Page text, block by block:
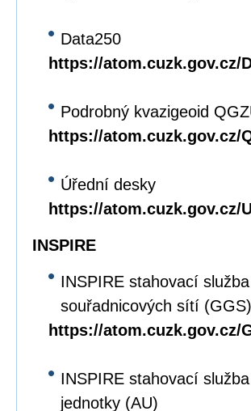
Data250
https://atom.cuzk.gov.cz/
Podrobný kvazigeoid
https://atom.cuzk.gov.cz/
Úřední desky
https://atom.cuzk.gov.cz/
INSPIRE
INSPIRE stahovací
souřadnicových sítí (GGS)
https://atom.cuzk.gov.cz/
INSPIRE stahovací
jednotky (AU)